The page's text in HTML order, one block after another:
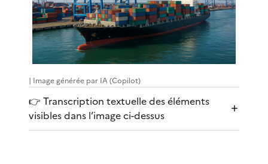
| Image générée par IA (Copilot)
👉 Transcription textuelle des éléments
visibles dans l’image ci-dessus